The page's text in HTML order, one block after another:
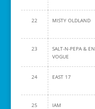
22 MISTY OLDLAND
23
SALT-N-PEPA & EN
VOGUE
24 EAST 17
25 IAM